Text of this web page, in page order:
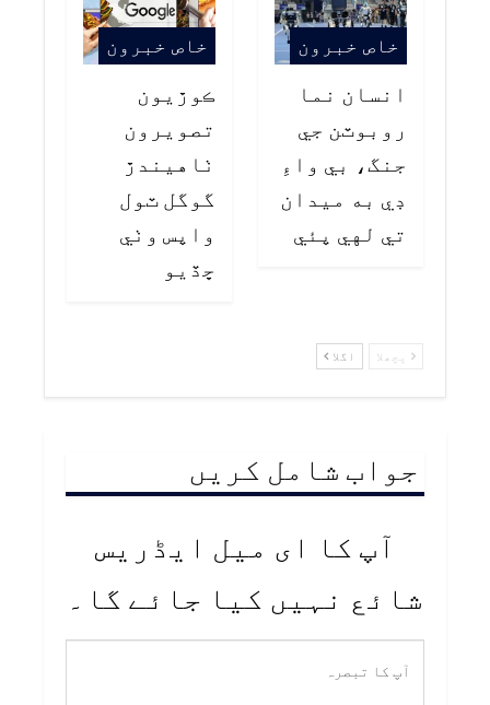
خاص خبرون
انسان نما
روبوٽن جي
جنگ، بي واءِ
ڊي به ميدان
تي لهي پئي
خاص خبرون
ڪوڙيون
تصويرون
ٺاهيندڙ
گوگل ٽول
واپس وٺي
ڇڏيو
پچھلا اگلا
جواب شامل کریں
آپ کا ای میل ایڈریس
شائع نہیں کیا جائے گا۔